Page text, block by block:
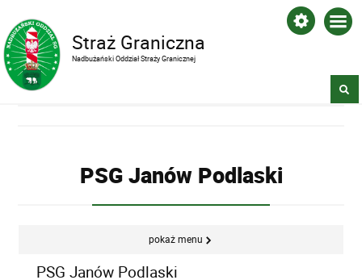
Straż Graniczna
Nadbużański Oddział Straży Granicznej
PSG Janów Podlaski
pokaż menu
PSG Janów Podlaski